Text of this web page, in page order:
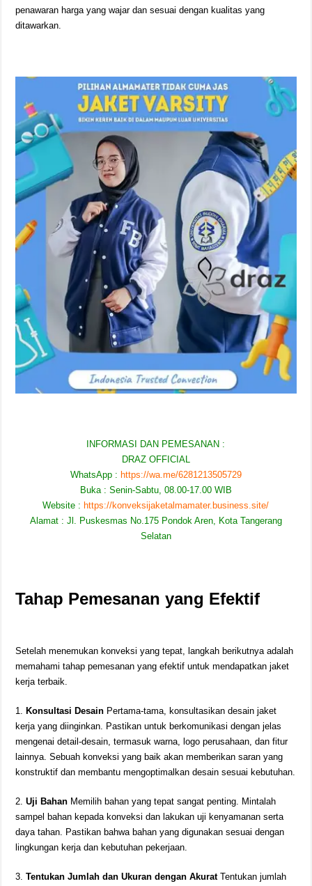
penawaran harga yang wajar dan sesuai dengan kualitas yang
ditawarkan.
INFORMASI DAN PEMESANAN :
DRAZ OFFICIAL
WhatsApp : https://wa.me/6281213505729
Buka : Senin-Sabtu, 08.00-17.00 WIB
Website : https://konveksijaketalmamater.business.site/
Alamat : Jl. Puskesmas No.175 Pondok Aren, Kota Tangerang
Selatan
Tahap Pemesanan yang Efektif
Setelah menemukan konveksi yang tepat, langkah berikutnya adalah
memahami tahap pemesanan yang efektif untuk mendapatkan jaket
kerja terbaik.
1. Konsultasi Desain Pertama-tama, konsultasikan desain jaket
kerja yang diinginkan. Pastikan untuk berkomunikasi dengan jelas
mengenai detail-desain, termasuk warna, logo perusahaan, dan fitur
lainnya. Sebuah konveksi yang baik akan memberikan saran yang
konstruktif dan membantu mengoptimalkan desain sesuai kebutuhan.
2.Uji Bahan Memilih bahan yang tepat sangat penting. Mintalah
sampel bahan kepada konveksi dan lakukan uji kenyamanan serta
daya tahan. Pastikan bahwa bahan yang digunakan sesuai dengan
lingkungan kerja dan kebutuhan pekerjaan.
3.Tentukan Jumlah dan Ukuran dengan AkuratTentukan jumlah